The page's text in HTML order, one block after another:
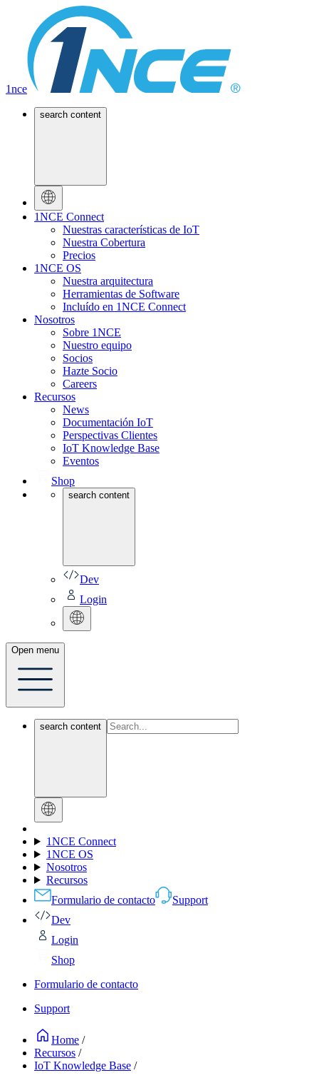
1nce
search content
1NCE Connect
Nuestras características de IoT
Nuestra Cobertura
Precios
1NCE OS
Nuestra arquitectura
Herramientas de Software
Incluído en 1NCE Connect
Nosotros
Sobre 1NCE
Nuestro equipo
Socios
Hazte Socio
Careers
Recursos
News
Documentación IoT
Perspectivas Clientes
IoT Knowledge Base
Eventos
Shop
search content
Dev
Login
Open menu
search content
1NCE Connect
1NCE OS
Nosotros
Recursos
Formulario de contacto
Support
Dev
Login
Shop
Formulario de contacto
Support
Home /
Recursos /
IoT Knowledge Base /